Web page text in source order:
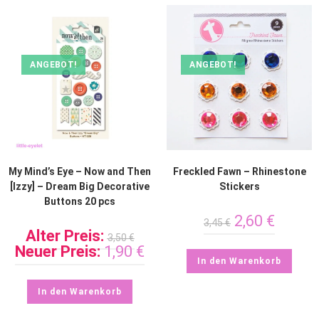
ANGEBOT!
My Mind’s Eye – Now and Then
[Izzy] – Dream Big Decorative
Buttons 20 pcs
Alter Preis: 3,50€
Neuer Preis: 1,90 €
In den Warenkorb
ANGEBOT!
Freckled Fawn – Rhinestone
Stickers
3,45€ 2,60 €
In den Warenkorb